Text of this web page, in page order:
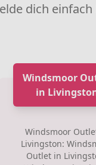
dich einfach
Windsmoor
in
Windsmoor
Livingston:
Outlet in